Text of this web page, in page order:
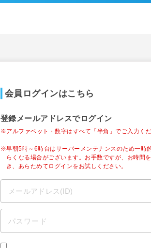
会員ログインはこちら
登録メールアドレスでログイン
※アルファベット・数字はすべて「半角」でご入力くだ
※早朝5時～6時台はサーバーメンテナンスのため一時
らくなる場合がございます。お手数ですが、お時間
き、あらためてログインをお試しください。